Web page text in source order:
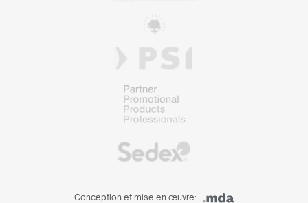
Conception et mise en œuvre: